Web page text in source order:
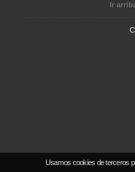
Ir
Usamos cookies de terceros